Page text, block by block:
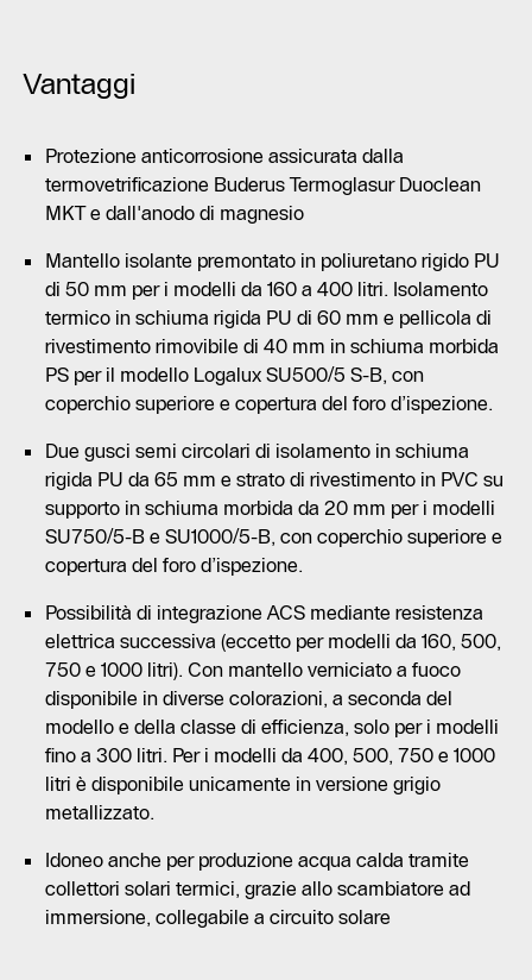
Vantaggi
Protezione anticorrosione assicurata dalla
termovetrificazione Buderus Termoglasur Duoclean
MKT e dall'anodo di magnesio
Mantello isolante premontato in poliuretano rigido PU
di 50 mm per i modelli da 160 a 400 litri. Isolamento
termico in schiuma rigida PU di 60 mm e pellicola di
rivestimento rimovibile di 40 mm in schiuma morbida
PS per il modello Logalux SU500/5 S-B, con
coperchio superiore e copertura del foro d’ispezione.
Due gusci semi circolari di isolamento in schiuma
rigida PU da 65 mm e strato di rivestimento in PVC su
supporto in schiuma morbida da 20 mm per i modelli
SU750/5-B e SU1000/5-B, con coperchio superiore e
copertura del foro d’ispezione.
Possibilità di integrazione ACS mediante resistenza
elettrica successiva (eccetto per modelli da 160, 500,
750 e 1000 litri). Con mantello verniciato a fuoco
disponibile in diverse colorazioni, a seconda del
modello e della classe di efficienza, solo per i modelli
fino a 300 litri. Per i modelli da 400, 500, 750 e 1000
litri è disponibile unicamente in versione grigio
metallizzato.
Idoneo anche per produzione acqua calda tramite
collettori solari termici, grazie allo scambiatore ad
immersione, collegabile a circuito solare